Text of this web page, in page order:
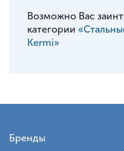
Возможно Вас
категории
Kermi»
Бренды